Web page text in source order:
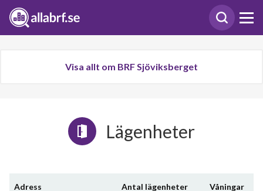
Visa allt om BRF Sjöviksberget
Lägenheter
Adress Antal lägenheter Våningar